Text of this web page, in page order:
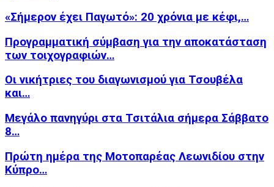
«Σήμερον έχει Παγωτό»: 20 χρόνια με κέφι,…
Προγραμματική σύμβαση για την αποκατάσταση
των τοιχογραφιών…
Οι νικήτριες του διαγωνισμού για Τσουβέλα
και…
Μεγάλο πανηγύρι στα Τσιτάλια σήμερα Σάββατο
8…
Πρώτη ημέρα της Μοτοπαρέας Λεωνιδίου στην
Κύπρο…